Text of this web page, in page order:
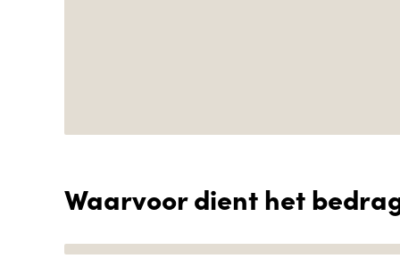
Waarvoor dient het